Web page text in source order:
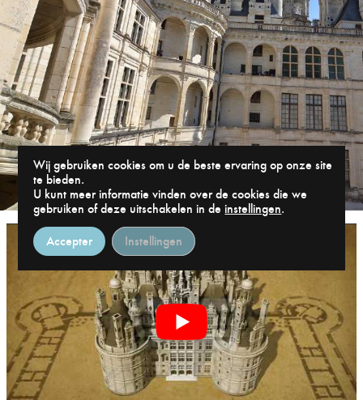
Wij gebruiken cookies om u de beste ervaring op onze site
te bieden.
U kunt meer informatie vinden over de cookies die we
gebruiken of deze uitschakelen in deinstellingen.
Accepter Instellingen